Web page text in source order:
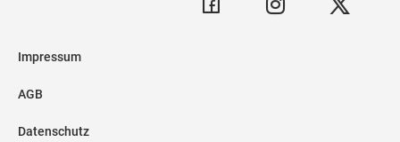
Impressum
AGB
Datenschutz